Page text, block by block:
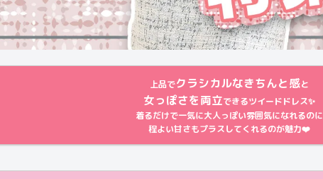
上品でクラシカルなきちんと感と
女っぽさを両立できるツイードドレス✨
着るだけで一気に大人っぽい雰囲気になれるのに
程よい甘さもプラスしてくれるのが魅力❤️